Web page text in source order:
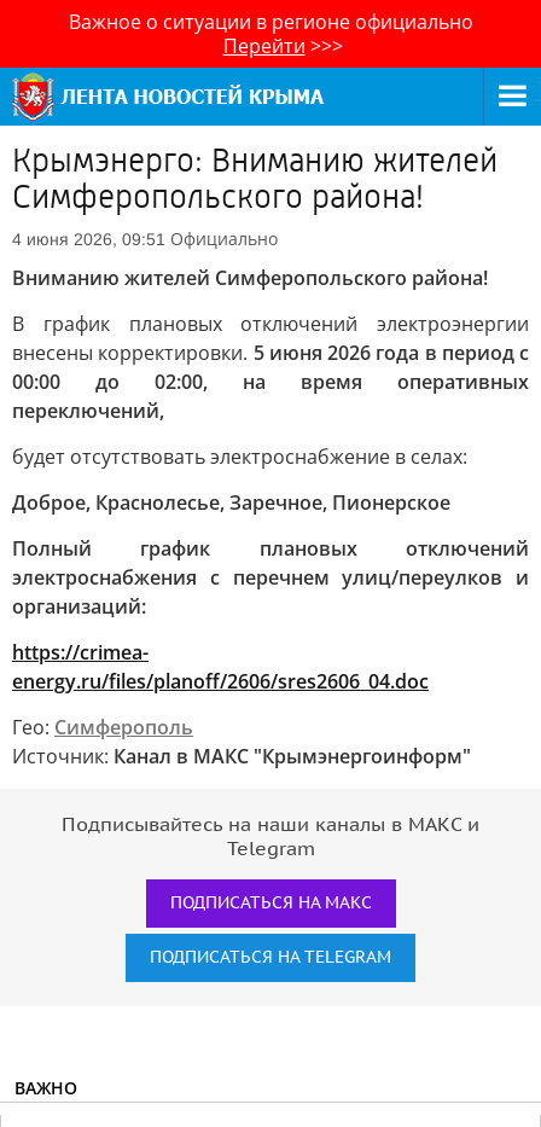
Важное о ситуации в регионе официально
Перейти >>>
Крымэнерго: Вниманию жителей
Симферопольского района!
4 июня 2026, 09:51 Официально
Вниманию жителей Симферопольского района!
В график плановых отключений электроэнергии
внесены корректировки. 5 июня 2026 года в период с
00:00 до 02:00, на время оперативных
переключений,
будет отсутствовать электроснабжение в селах:
Доброе, Краснолесье, Заречное, Пионерское
Полный график плановых отключений
электроснабжения с перечнем улиц/переулков и
организаций:
https://crimea-
energy.ru/files/planoff/2606/sres2606_04.doc
Гео: Симферополь
Источник: Канал в МАКС "Крымэнергоинформ"
Подписывайтесь на наши каналы в МАКС и
Telegram
ПОДПИСАТЬСЯ НА МАКС
ПОДПИСАТЬСЯ НА TELEGRAM
ВАЖНО